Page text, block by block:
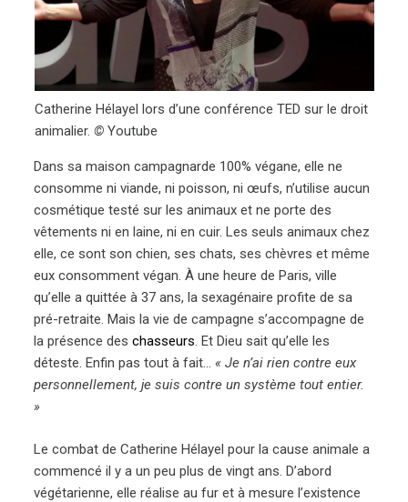
Catherine Hélayel lors d’une conférence TED sur le droit
animalier. ©Youtube
Dans sa maison campagnarde 100% végane, elle ne
consomme ni viande, ni poisson, ni œufs, n’utilise aucun
cosmétique testé sur les animaux et ne porte des
vêtements ni en laine, ni en cuir. Les seuls animaux chez
elle, ce sont son chien, ses chats, ses chèvres et même
eux consomment végan. À une heure de Paris, ville
qu’elle a quittée à 37 ans, la sexagénaire profite de sa
pré-retraite. Mais la vie de campagne s’accompagne de
la présence deschasseurs. Et Dieu sait qu’elle les
déteste. Enfin pas tout à fait…« Je n’ai rien contre eux
personnellement, je suis contre un système tout entier.
»
Le combat de Catherine Hélayel pour la cause animale a
commencé il y a un peu plus de vingt ans. D’abord
végétarienne, elle réalise au fur et à mesure l’existence